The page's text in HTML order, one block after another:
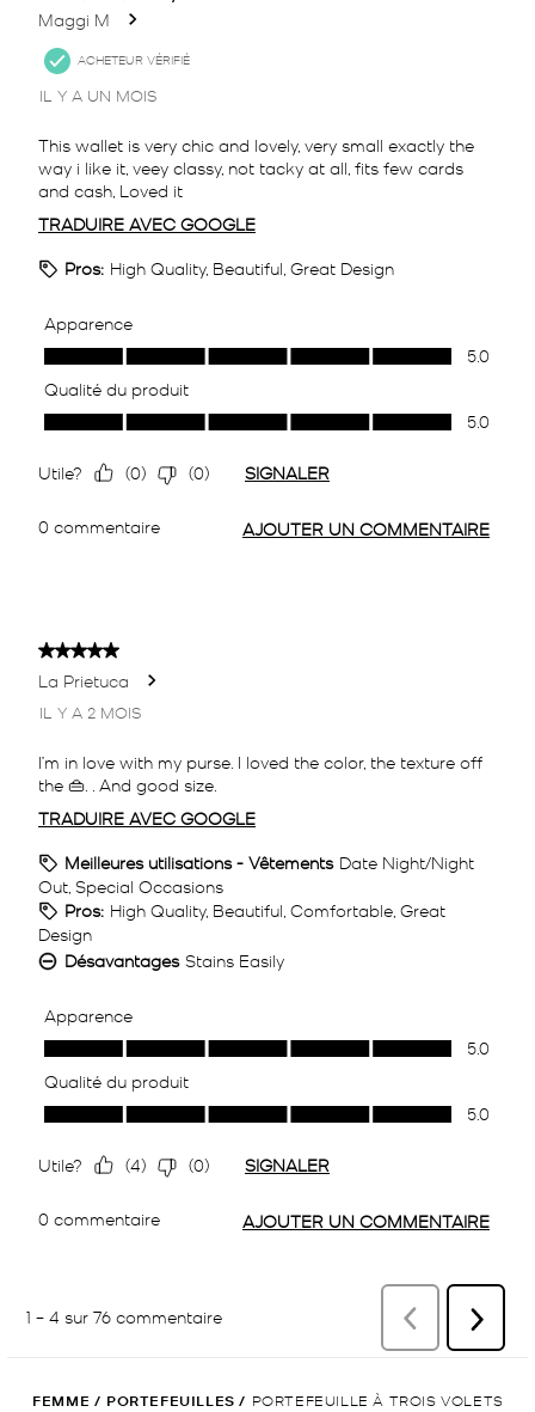
FEMME / PORTEFEUILLES / PORTEFEUILLE À TROIS VOLETS